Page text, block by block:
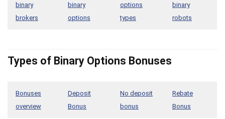
binary
brokers
binary
options
options
types
binary
robots
Types of Binary Options Bonuses
Bonuses
overview
Deposit
Bonus
No deposit
bonus
Rebate
Bonus